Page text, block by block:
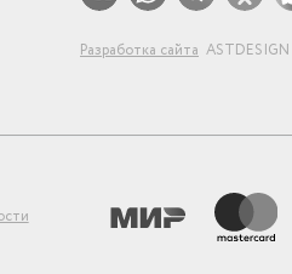
Разработка сайта ASTDESIGN